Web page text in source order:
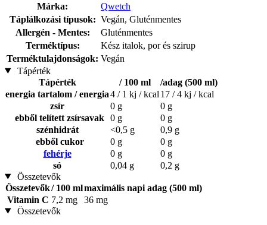
Márka:
Qwetch
Táplálkozási típusok: Vegán, Gluténmentes
Allergén - Mentes:
Gluténmentes
Terméktípus:
Kész italok, por és szirup
Terméktulajdonságok: Vegán
Tápérték
Tápérték
/ 100 ml
/adag (500 ml)
energia tartalom / energia4 / 1 kj / kcal 17 / 4 kj / kcal
zsír
0 g
0 g
ebből telített zsírsavak 0 g
0 g
szénhidrát
<0,5 g
0,9 g
ebből cukor
0 g
0 g
fehérje
0 g
0 g
só
0,04 g
0,2 g
Összetevők
Összetevők/ 100 mlmaximális napi adag (500 ml)
Vitamin C 7,2 mg
36 mg
Összetevők